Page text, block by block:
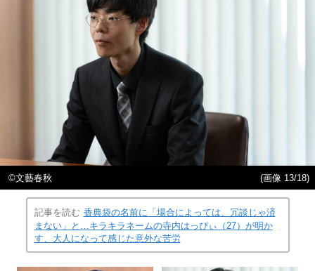
©︎文藝春秋 (画像 13/18)
記事を読む 香典袋の名前に「場合によっては、冗談じゃ済
まない」と…キラキラネームの寺内はっぴぃ（27）が明か
す、大人になって感じた意外な苦労